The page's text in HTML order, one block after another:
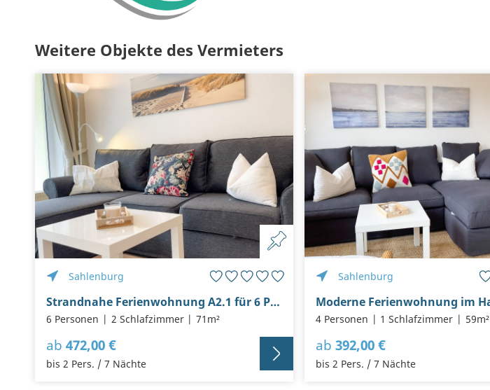
Weitere Objekte des Vermieters
Sahlenburg
Strandnahe Ferienwohnung A2.1 für 6 Personen in Cuxhaven
6 Personen 2 Schlafzimmer 71m²
ab 472,00 €
bis 2 Pers. / 7 Nächte
Sahlenburg
4 Personen 1 Schlafzimmer 59m²
ab 392,00 €
bis 2 Pers. / 7 Nächte